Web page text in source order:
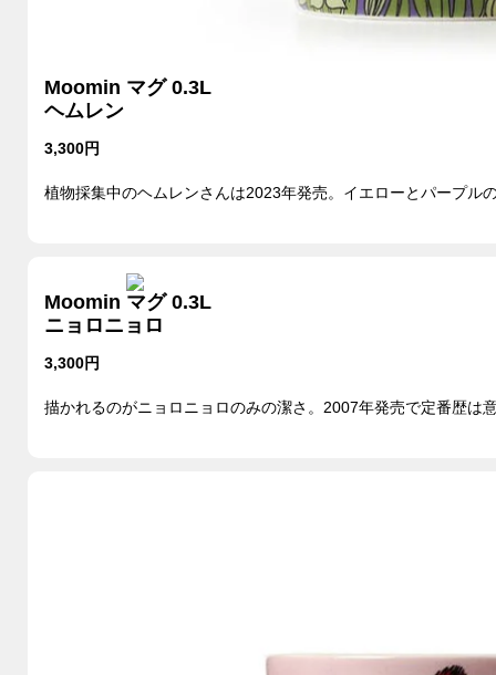
Moomin マグ 0.3L
ヘムレン
3,300円
植物採集中のヘムレンさんは2023年発売。イエローとパープル
Moomin マグ 0.3L
ニョロニョロ
3,300円
描かれるのがニョロニョロのみの潔さ。2007年発売で定番歴は